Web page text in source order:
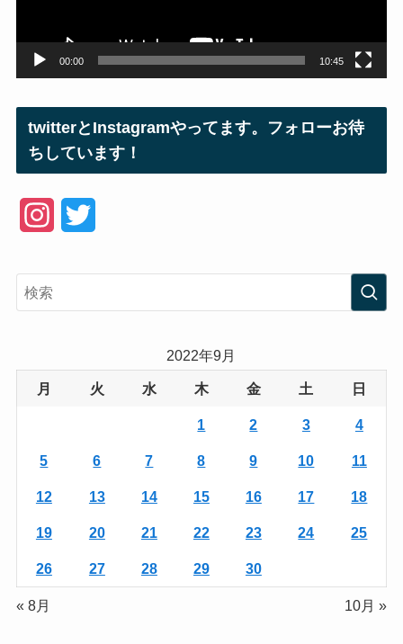
00:00 10:45
twitterとInstagramやってます。フォローお待
ちしています！
e
2022年9月
月 火 水 木 金 土 日
1 2 3 4
5 6 7 8 9 10 11
12 13 14 15 16 17 18
19 20 21 22 23 24 25
26 27 28 29 30
« 8月 10月 »